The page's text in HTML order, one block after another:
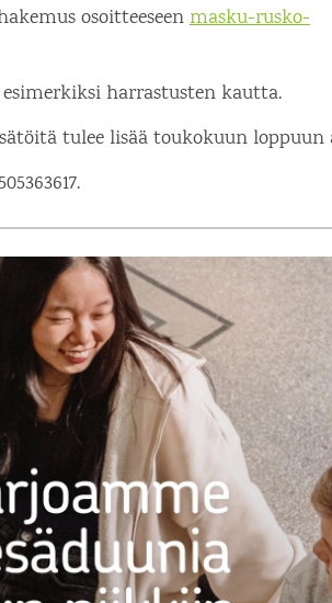
osoitteeseenmasku-rusko-
harrastusten kautta.
tulee lisää toukokuun loppuun